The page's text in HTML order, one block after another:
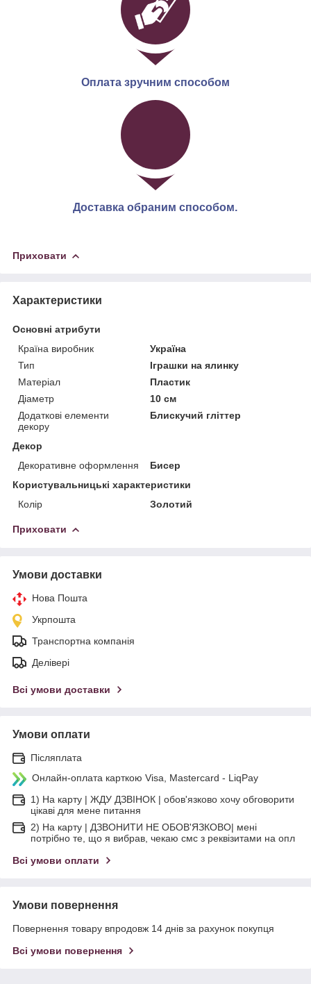
Оплата зручним способом
Доставка обраним способом.
Приховати
Характеристики
Основні атрибути
Країна виробник
Україна
Тип
Іграшки на ялинку
Матеріал
Пластик
Діаметр
10 см
Додаткові елементи
декору
Блискучий гліттер
Декор
Декоративне оформлення
Бисер
Користувальницькі характеристики
Колір
Золотий
Приховати
Умови доставки
Нова Пошта
Укрпошта
Транспортна компанія
Делівері
Всі умови доставки
Умови оплати
Післяплата
Онлайн-оплата карткою Visa, Mastercard - LiqPay
1) На карту | ЖДУ ДЗВІНОК | обов'язково хочу обговорити
цікаві для мене питання
2) На карту | ДЗВОНИТИ НЕ ОБОВ'ЯЗКОВО| мені
потрібно те, що я вибрав, чекаю смс з реквізитами на опл
Всі умови оплати
Умови повернення
Повернення товару впродовж 14 днів за рахунок покупця
Всі умови повернення